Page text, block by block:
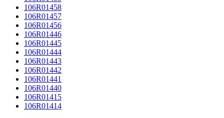
106R01458
106R01457
106R01456
106R01446
106R01445
106R01444
106R01443
106R01442
106R01441
106R01440
106R01415
106R01414